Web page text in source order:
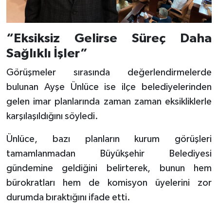
“Eksiksiz Gelirse Süreç Daha
Sağlıklı İşler”
Görüşmeler sırasında değerlendirmelerde
bulunan Ayşe Ünlüce ise ilçe belediyelerinden
gelen imar planlarında zaman zaman eksikliklerle
karşılaşıldığını söyledi.
Ünlüce, bazı planların kurum görüşleri
tamamlanmadan Büyükşehir Belediyesi
gündemine geldiğini belirterek, bunun hem
bürokratları hem de komisyon üyelerini zor
durumda bıraktığını ifade etti.